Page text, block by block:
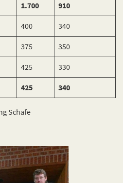
1.700 910
400 340
375 350
425 330
425 340
Schafe